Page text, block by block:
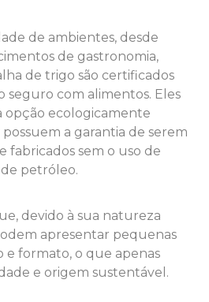
de ambientes, desde
de gastronomia,
de trigo são certificados
seguro com alimentos. Eles
opção ecologicamente
a garantia de serem
fabricados sem o uso de
petróleo.
devido à sua natureza
apresentar pequenas
e formato, o que apenas
e origem sustentável.